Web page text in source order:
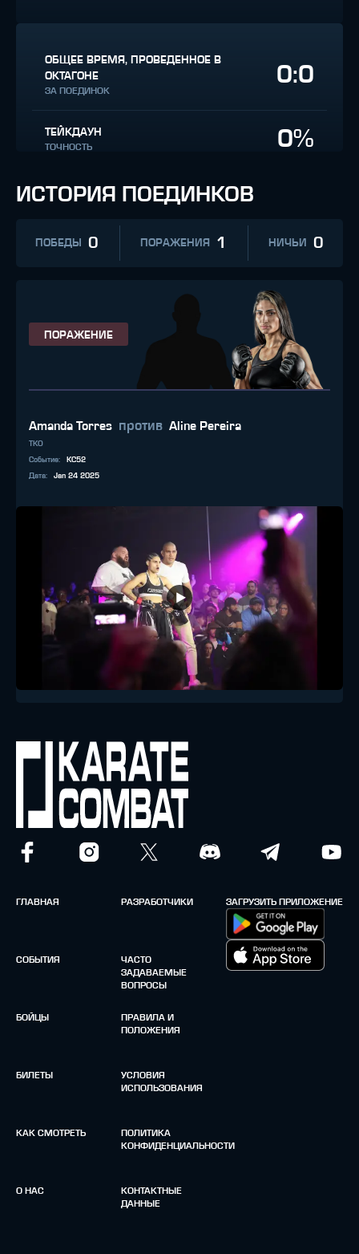
ОБЩЕЕ ВРЕМЯ, ПРОВЕДЕННОЕ В
ОКТАГОНЕ
ЗА ПОЕДИНОК
0:0
ТЕЙКДАУН
ТОЧНОСТЬ 0%
ИСТОРИЯ ПОЕДИНКОВ
ПОБЕДЫ 0 ПОРАЖЕНИЯ 1 НИЧЬИ 0
ПОРАЖЕНИЕ
Amanda Torres против Aline Pereira
TKO
Событие:
KC52
Дата: Jan 24 2025
ГЛАВНАЯ
СОБЫТИЯ
БОЙЦЫ
БИЛЕТЫ
КАК СМОТРЕТЬ
О НАС
РАЗРАБОТЧИКИ
ЧАСТО
ЗАДАВАЕМЫЕ
ВОПРОСЫ
ПРАВИЛА И
ПОЛОЖЕНИЯ
УСЛОВИЯ
ИСПОЛЬЗОВАНИЯ
ПОЛИТИКА
КОНФИДЕНЦИАЛЬНОСТИ
КОНТАКТНЫЕ
ДАННЫЕ
ЗАГРУЗИТЬ ПРИЛОЖЕНИЕ